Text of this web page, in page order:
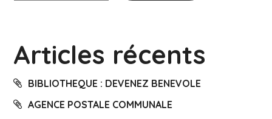
Articles récents
BIBLIOTHEQUE : DEVENEZ BENEVOLE
AGENCE POSTALE COMMUNALE